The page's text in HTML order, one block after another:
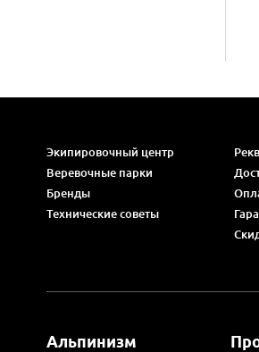
Экипировочный центр
Веревочные парки
Бренды
Технические советы
Альпинизм